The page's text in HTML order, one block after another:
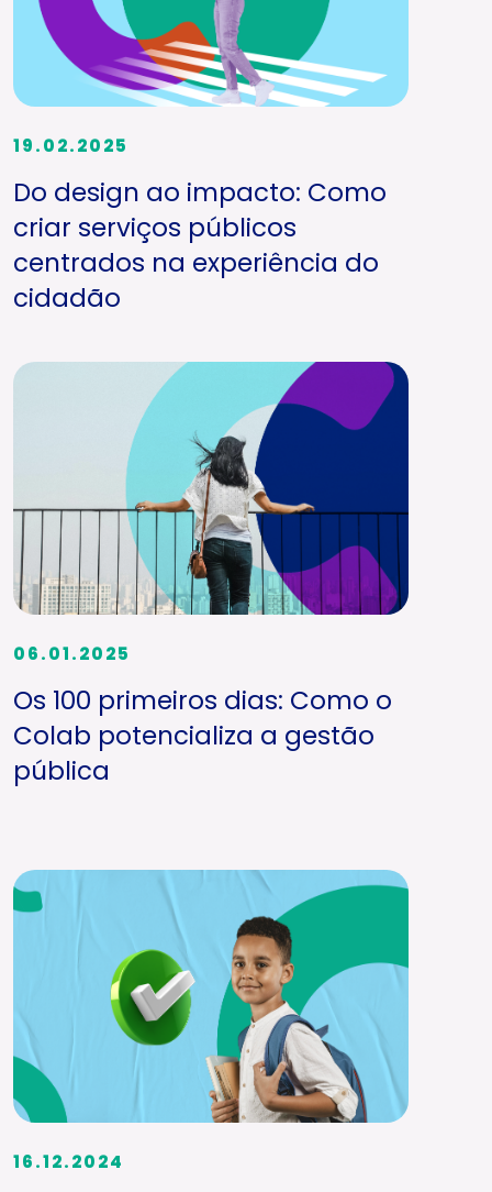
19.02.2025
Do design ao impacto: Como
criar serviços públicos
centrados na experiência do
cidadão
06.01.2025
Os 100 primeiros dias: Como o
Colab potencializa a gestão
pública
16.12.2024